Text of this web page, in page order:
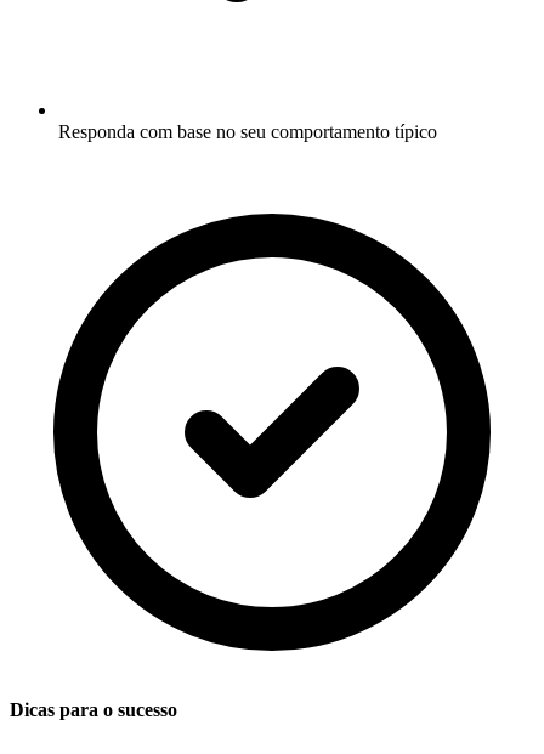
Responda com base no seu comportamento típico
Dicas para o sucesso